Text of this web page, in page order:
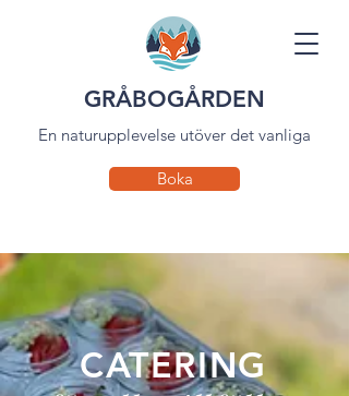
GRÅBOGÅRDEN
En naturupplevelse utöver det vanliga
Boka
CATERING